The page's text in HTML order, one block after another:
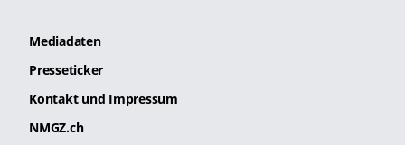
Mediadaten
Presseticker
Kontakt und Impressum
NMGZ.ch